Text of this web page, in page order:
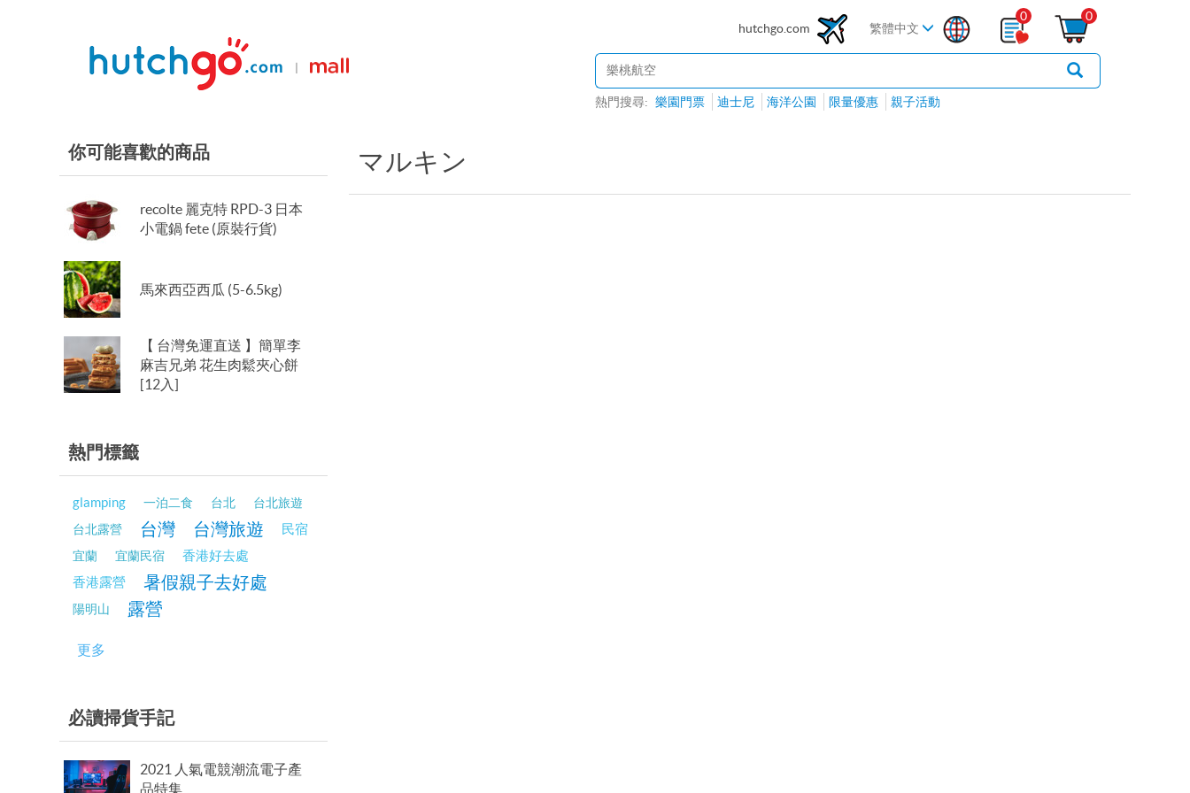
hutchgo.com 繁體中文
0 0
熱門搜尋: 樂園門票 迪士尼 海洋公園 限量優惠 親子活動
マルキン
你可能喜歡的商品
recolte 麗克特 RPD-3 日本
小電鍋 fete (原裝行貨)
馬來西亞西瓜 (5-6.5kg)
【 台灣免運直送 】簡單李
麻吉兄弟 花生肉鬆夾心餅
[12入]
熱門標籤
glamping 一泊二食 台北
台北旅遊
台北露營
台灣 台灣旅遊 民宿
宜蘭 宜蘭民宿
香港好去處
香港露營
暑假親子去好處
陽明山 露營
更多
必讀掃貨手記
2021 人氣電競潮流電子產
品特集